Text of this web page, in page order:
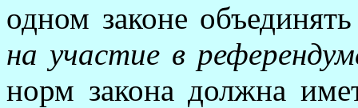
одном законе
на участие в
норм закона должна